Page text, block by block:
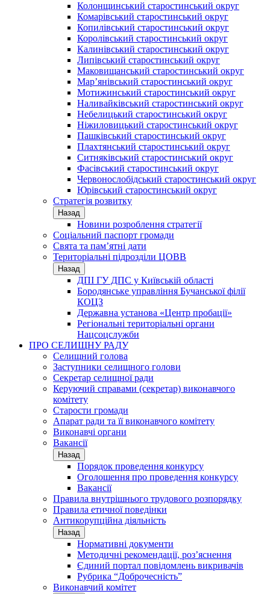
Колонщинський старостинський округ
Комарівський старостинський округ
Копилівський старостинський округ
Королівський старостинський округ
Калинівський старостинський округ
Липівський старостинський округ
Маковищанський старостинський округ
Мар’янівський старостинський округ
Мотижинський старостинський округ
Наливайківський старостинський округ
Небелицький старостинський округ
Ніжиловицький старостинський округ
Пашківський старостинський округ
Плахтянський старостинський округ
Ситняківський старостинський округ
Фасівський старостинський округ
Червонослобідський старостинський округ
Юрівський старостинський округ
Стратегія розвитку
Назад
Новини розроблення стратегії
Соціальний паспорт громади
Свята та пам’ятні дати
Територіальні підрозділи ЦОВВ
Назад
ДПІ ГУ ДПС у Київській області
Бородянське управління Бучанської філії
КОЦЗ
Державна установа «Центр пробації»
Регіональні територіальні органи
Нацсоцслужби
ПРО СЕЛИЩНУ РАДУ
Селищний голова
Заступники селищного голови
Секретар селищної ради
Керуючий справами (секретар) виконавчого
комітету
Старости громади
Апарат ради та її виконавчого комітету
Виконавчі органи
Вакансії
Назад
Порядок проведення конкурсу
Оголошення про проведення конкурсу
Вакансії
Правила внутрішнього трудового розпорядку
Правила етичної поведінки
Антикорупційна діяльність
Назад
Нормативні документи
Методичні рекомендації, роз’яснення
Єдиний портал повідомлень викривачів
Рубрика “Доброчесність”
Виконавчий комітет